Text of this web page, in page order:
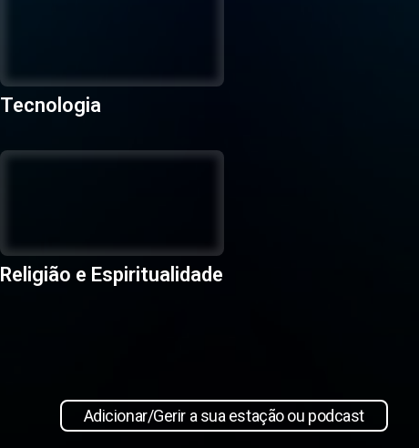
Tecnologia
Religião e Espiritualidade
Adicionar/Gerir a sua estação ou podcast